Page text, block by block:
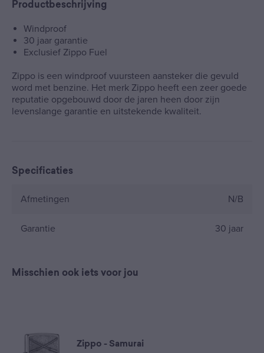
Productbeschrijving
Windproof
30 jaar garantie
Exclusief Zippo Fuel
Zippo is een windproof vuursteen aansteker die gevuld
word met benzine. Het merk Zippo heeft een zeer goede
reputatie opgebouwd door de jaren heen door zijn
levenslange garantie en uitstekende kwaliteit.
Specificaties
Afmetingen N/B
Garantie 30 jaar
Misschien ook iets voor jou
Zippo - Samurai